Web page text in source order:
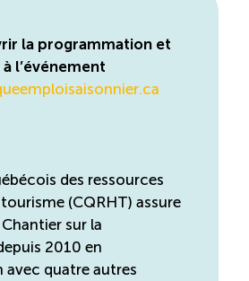
la programmation et
l’événement
des ressources
(CQRHT) assure
sur la
2010 en
quatre autres